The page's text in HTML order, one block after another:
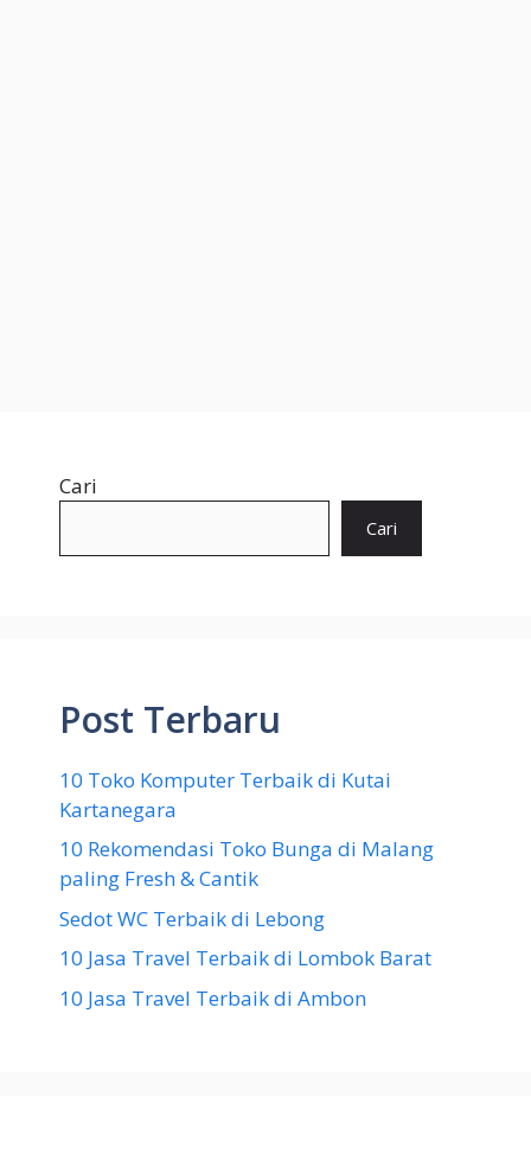
Cari
Cari
Post Terbaru
10 Toko Komputer Terbaik di Kutai
Kartanegara
10 Rekomendasi Toko Bunga di Malang
paling Fresh & Cantik
Sedot WC Terbaik di Lebong
10 Jasa Travel Terbaik di Lombok Barat
10 Jasa Travel Terbaik di Ambon